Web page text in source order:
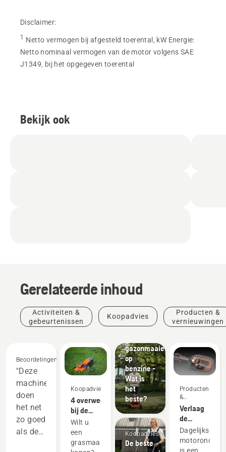
Disclaimer:
1 Netto vermogen bij afgesteld toerental, kW Energie:
Netto nominaal vermogen van de motor volgens SAE
J1349, bij het opgegeven toerental
Bekijk ook
Gerelateerde inhoud
Activiteiten &
gebeurtenissen
Koopadvies
Producten &
vernieuwingen
Beoordelingen
"Deze
machines
doen
het net
zo goed
als de
Koopadvies
4 overwegingen
bij de
aankoop
van een
grasmaaier
Wilt u
een
grasmaaier
Elektrische
gazonmaaier
gazonmaaier
op
benzine -
Wat is
het
beste?
Koopadvies
De beste
Producten
&
vernieuwingen
Verlaag
de
van uw
machinepark
Dagelijks